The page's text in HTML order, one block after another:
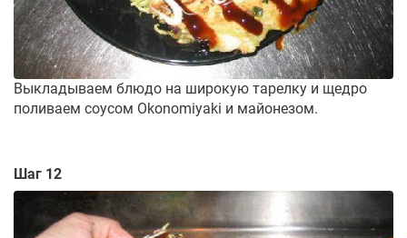
Выкладываем блюдо на широкую тарелку и щедро
поливаем соусом Okonomiyaki и майонезом.
Шаг 12